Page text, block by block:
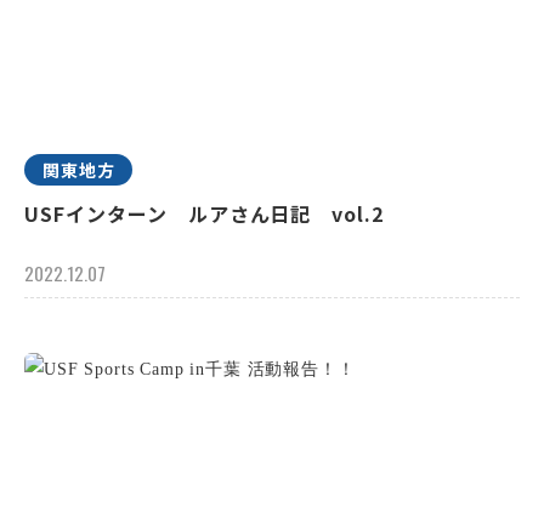
関東地方
USFインターン ルアさん日記 vol.2
2022.12.07